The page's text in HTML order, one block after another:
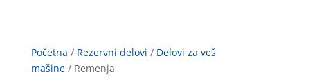
Početna / Rezervni delovi / Delovi za veš
mašine/ Remenja